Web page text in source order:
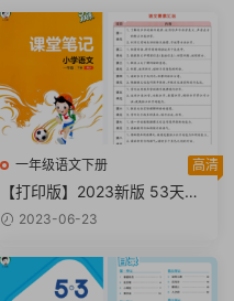
一年级语文下册 高清
【打印版】2023新版 53天天
练配套 一年级下册语文 课堂笔
2023-06-23